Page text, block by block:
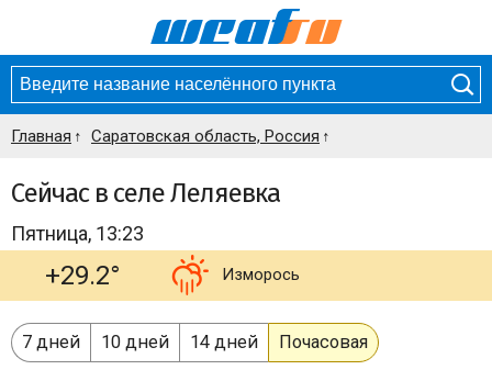
Главная Саратовская область, Россия
Сейчас в селе Леляевка
Пятница, 13:23
+29.2° Изморось
7 дней 10 дней 14 дней Почасовая